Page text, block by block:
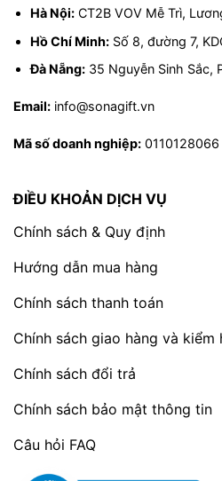
Kết luận:
Rượu Vang Pháp
Sauvignon là lựa chọn
dễ uống. Với xuất xứ
quà tri ân tinh tế cho đối tác,
Hà Nội:CT2B VOV Mễ Trì,
Hồ Chí Minh:Số 8, đường 7,
Đà Nẵng:35 Nguyễn Sinh Sắc,
Email: info@sonagift.vn
Mã số doanh nghiệp: 0110128066
ĐIỀU KHOẢN DỊCH VỤ
Chính sách & Quy định
Hướng dẫn mua hàng
Chính sách thanh toán
Chính sách giao hàng và kiểm
Chính sách đổi trả
Chính sách bảo mật thông tin
Câu hỏi FAQ